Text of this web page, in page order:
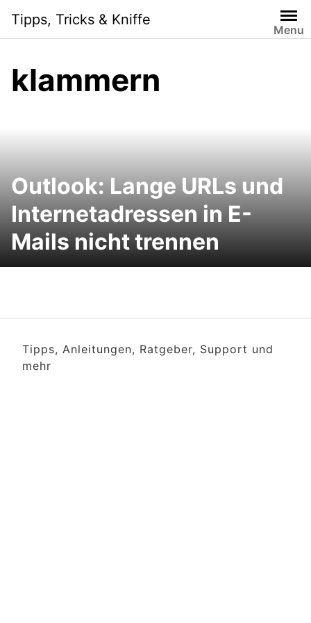
content
Tipps, Tricks & Kniffe
Menu
klammern
Outlook: Lange URLs und
Internetadressen in E-
Mails nicht trennen
Tipps, Anleitungen, Ratgeber, Support und
mehr